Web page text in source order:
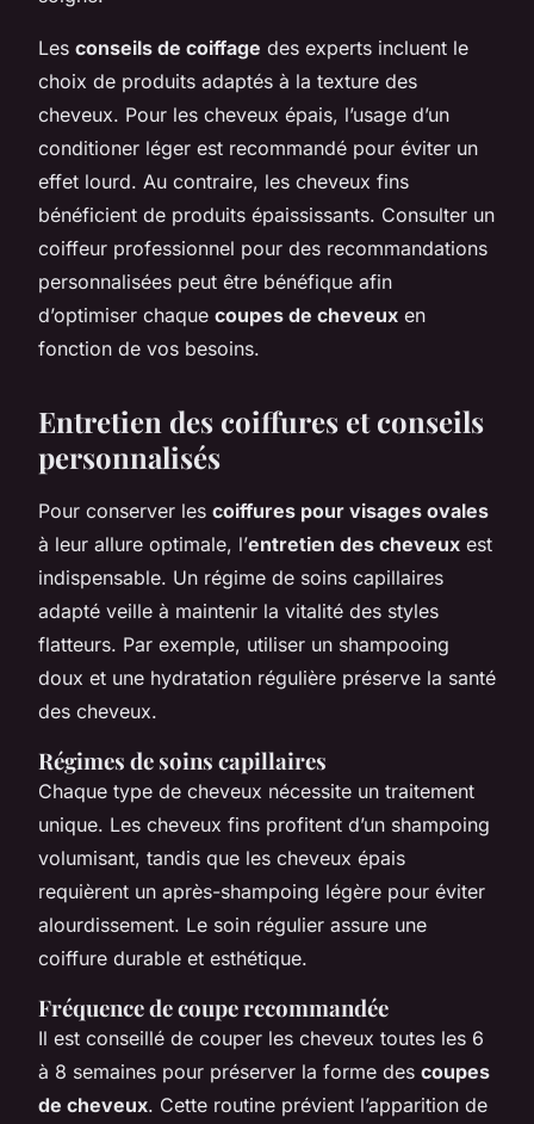
Les conseils de coiffage des experts incluent le
choix de produits adaptés à la texture des
cheveux. Pour les cheveux épais, l’usage d’un
conditioner léger est recommandé pour éviter un
effet lourd. Au contraire, les cheveux fins
bénéficient de produits épaississants. Consulter un
coiffeur professionnel pour des recommandations
personnalisées peut être bénéfique afin
d’optimiser chaque coupes de cheveux en
fonction de vos besoins.
Entretien des coiffures et conseils
personnalisés
Pour conserver les coiffures pour visages ovales
à leur allure optimale, l’entretien des cheveux est
indispensable. Un régime de soins capillaires
adapté veille à maintenir la vitalité des styles
flatteurs. Par exemple, utiliser un shampooing
doux et une hydratation régulière préserve la santé
des cheveux.
Régimes de soins capillaires
Chaque type de cheveux nécessite un traitement
unique. Les cheveux fins profitent d’un shampoing
volumisant, tandis que les cheveux épais
requièrent un après-shampoing légère pour éviter
alourdissement. Le soin régulier assure une
coiffure durable et esthétique.
Fréquence de coupe recommandée
Il est conseillé de couper les cheveux toutes les 6
à 8 semaines pour préserver la forme des coupes
de cheveux. Cette routine prévient l’apparition de